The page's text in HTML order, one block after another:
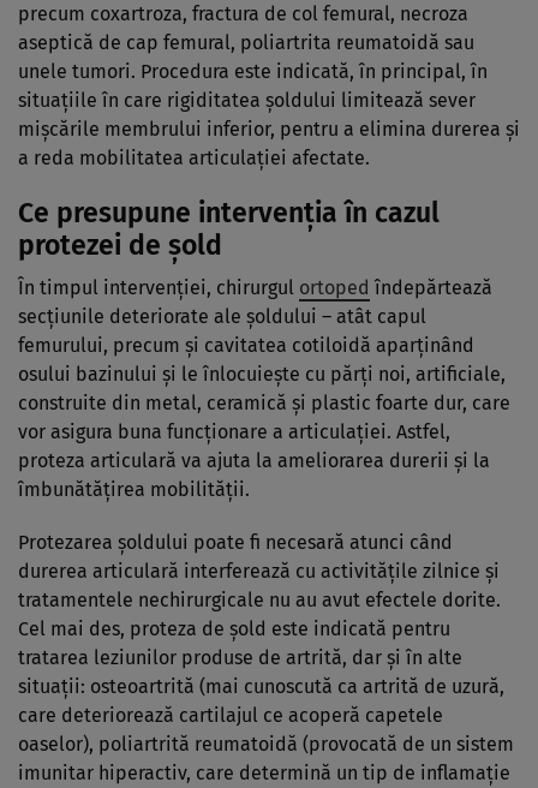
precum coxartroza, fractura de col femural, necroza
aseptică de cap femural, poliartrita reumatoidă sau
unele tumori. Procedura este indicată, în principal, în
situațiile în care rigiditatea șoldului limitează sever
mișcările membrului inferior, pentru a elimina durerea și
a reda mobilitatea articulației afectate.
Ce presupune intervenția în cazul
protezei de șold
În timpul intervenției, chirurgul ortoped îndepărtează
secțiunile deteriorate ale șoldului – atât capul
femurului, precum și cavitatea cotiloidă aparținând
osului bazinului și le înlocuiește cu părți noi, artificiale,
construite din metal, ceramică și plastic foarte dur, care
vor asigura buna funcționare a articulației. Astfel,
proteza articulară va ajuta la ameliorarea durerii și la
îmbunătățirea mobilității.
Protezarea șoldului poate fi necesară atunci când
durerea articulară interferează cu activitățile zilnice și
tratamentele nechirurgicale nu au avut efectele dorite.
Cel mai des, proteza de șold este indicată pentru
tratarea leziunilor produse de artrită, dar și în alte
situații: osteoartrită (mai cunoscută ca artrită de uzură,
care deteriorează cartilajul ce acoperă capetele
oaselor), poliartrită reumatoidă (provocată de un sistem
imunitar hiperactiv, care determină un tip de inflamație